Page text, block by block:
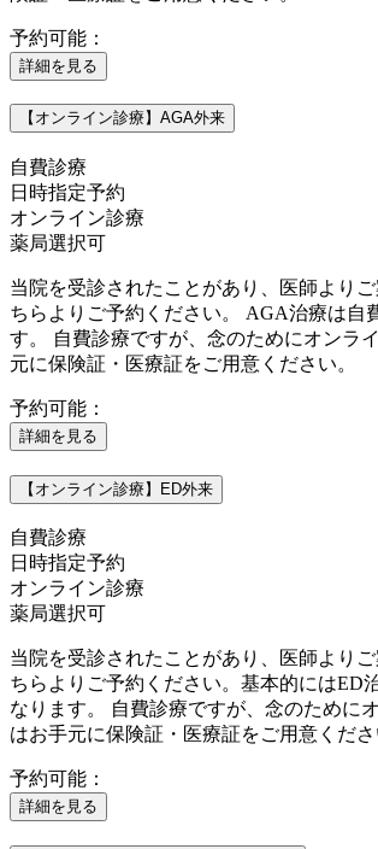
予約可能：
詳細を見る
【オンライン診療】AGA外来
自費診療
日時指定予約
オンライン診療
薬局選択可
当院を受診されたことがあり、医師より
ちらよりご予約ください。 AGA治療は自
す。 自費診療ですが、念のためにオンラ
元に保険証・医療証をご用意ください。
予約可能：
詳細を見る
【オンライン診療】ED外来
自費診療
日時指定予約
オンライン診療
薬局選択可
当院を受診されたことがあり、医師より
ちらよりご予約ください。基本的にはED
なります。 自費診療ですが、念のために
はお手元に保険証・医療証をご用意くださ
予約可能：
詳細を見る